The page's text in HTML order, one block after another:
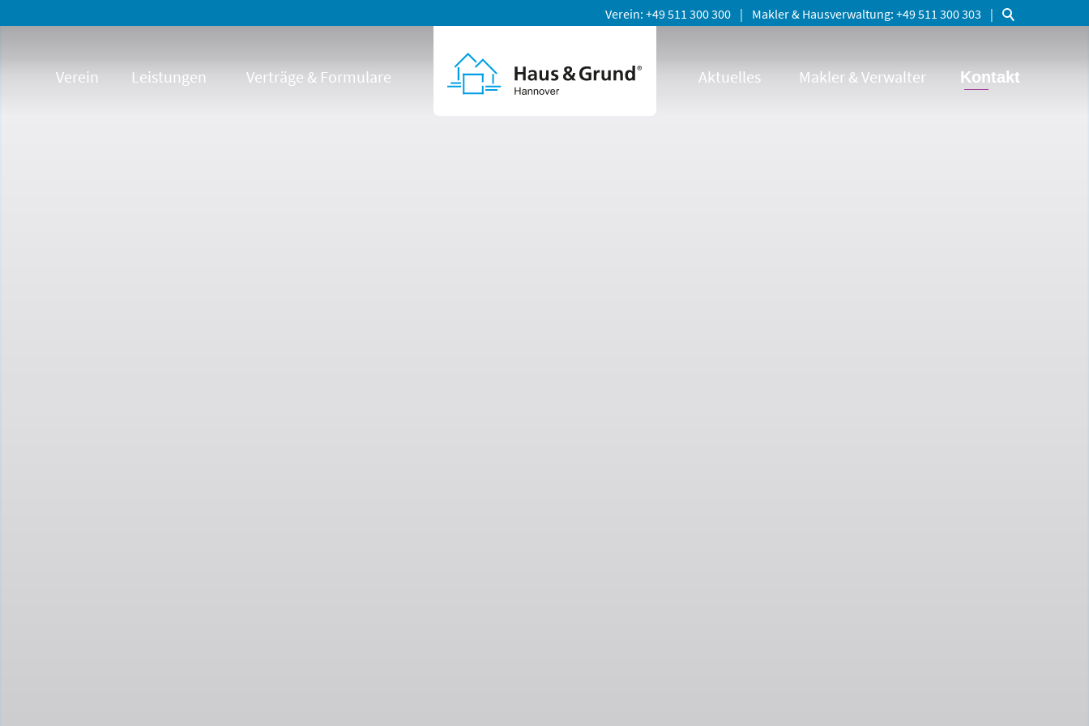
Verein +49 511 300 300 Makler & Hausverwaltung +49 511 300 303
Verein Leistungen Verträge & Formulare Aktuelles Makler & Verwalter Kontakt